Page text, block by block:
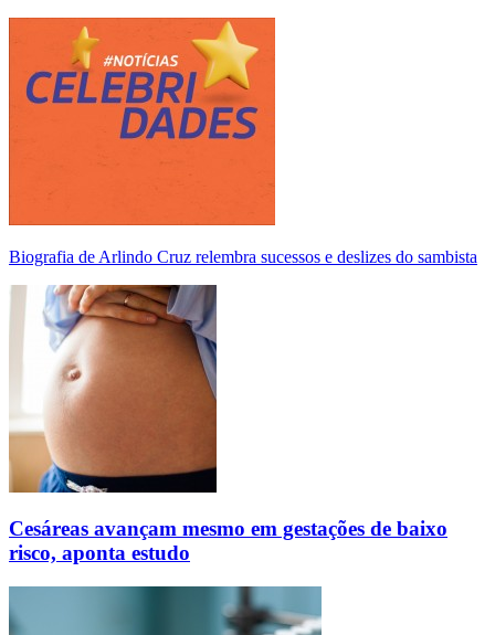
Biografia de Arlindo Cruz relembra sucessos e deslizes do sambista
Cesáreas avançam mesmo em gestações de baixo
risco, aponta estudo